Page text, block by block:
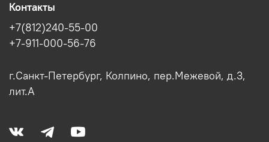
Контакты
+7(812)240-55-00
+7-911-000-56-76
г.Санкт-Петербург, Колпино, пер.Межевой, д.3,
лит.А